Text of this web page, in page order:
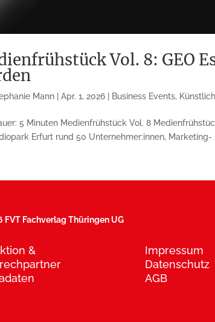
Vol. 8: GEO
Mann |Apr. 1, 2026 Business Events,
5 Minuten Medienfrühstück Vol. 8
Erfurt rund 50 Unternehmer:innen,
FVT Fachverlag Thüringen UG
&
Impressum
Datenschutz
AGB